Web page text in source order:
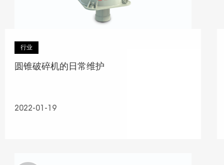
行业
圆锥破碎机的日常维护
2022-01-19